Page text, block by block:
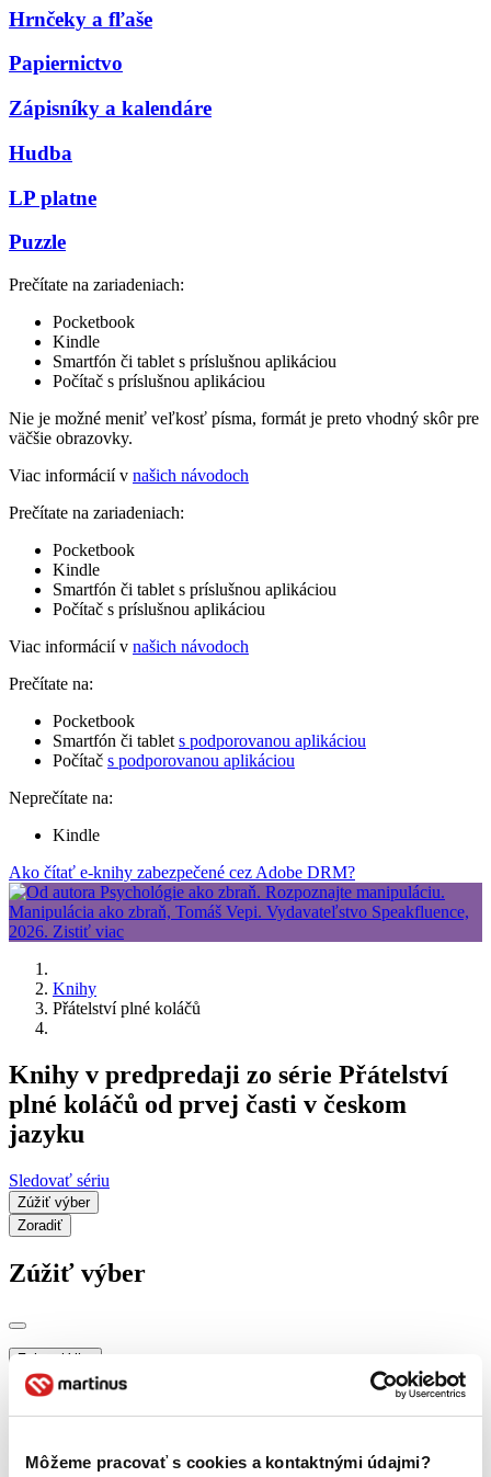
Môžeme pracovať s cookies a kontaktnými údajmi?
Hrnčeky a fľaše
Papiernictvo
Zápisníky a kalendáre
Hudba
LP platne
Puzzle
Prečítate na zariadeniach:
Pocketbook
Kindle
Smartfón či tablet s príslušnou aplikáciou
Počítač s príslušnou aplikáciou
Nie je možné meniť veľkosť písma, formát je preto vhodný skôr pre
väčšie obrazovky.
Viac informácií v našich návodoch
Prečítate na zariadeniach:
Pocketbook
Kindle
Smartfón či tablet s príslušnou aplikáciou
Počítač s príslušnou aplikáciou
Viac informácií v našich návodoch
Prečítate na:
Pocketbook
Smartfón či tablet s podporovanou aplikáciou
Počítač s podporovanou aplikáciou
Neprečítate na:
Kindle
Ako čítať e-knihy zabezpečené cez Adobe DRM?
Knihy
Přátelství plné koláčů
Knihy v predpredaji zo série Přátelství
plné koláčů od prvej časti v českom
jazyku
Sledovať sériu
Zúžiť výber
Zoradiť
Zúžiť výber
Zobraziť iba
novinky (0 titulov)
na centrálnom sklade (0 titulov)na centrálnom sklade